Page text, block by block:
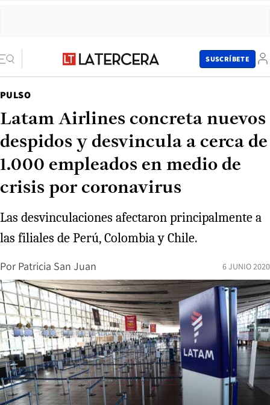
SUSCRÍBETE
PULSO
Latam Airlines concreta nuevos
despidos y desvincula a cerca de
1.000 empleados en medio de
crisis por coronavirus
Las desvinculaciones afectaron principalmente a
las filiales de Perú, Colombia y Chile.
Por Patricia San Juan 6 JUNIO 2020